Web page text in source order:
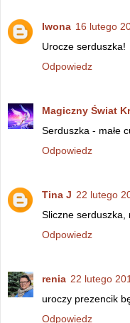
Iwona 16 lutego
Urocze serduszka!
Odpowiedz
Magiczny Świat
Serduszka - małe
Odpowiedz
Tina J 22 lutego
Sliczne serduszka,
Odpowiedz
renia 22 lutego
uroczy prezencik
Odpowiedz